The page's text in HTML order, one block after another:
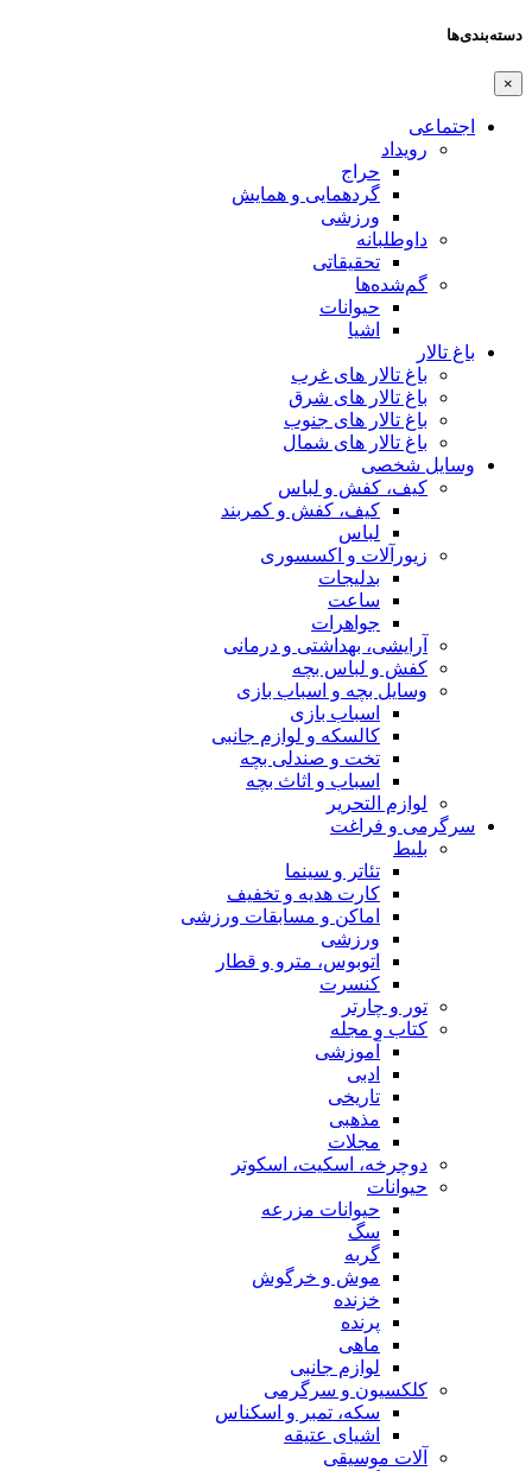
دسته‌بندی‌ها
×
اجتماعی
رویداد
حراج
گردهمایی و همایش
ورزشی
داوطلبانه
تحقیقاتی
گم‌شده‌ها
حیوانات
اشیا
باغ تالار
باغ تالار های غرب
باغ تالار های شرق
باغ تالار های جنوب
باغ تالار های شمال
وسایل شخصی
کیف، کفش و لباس
کیف، کفش و کمربند
لباس
زیورآلات و اکسسوری
بدلیجات
ساعت
جواهرات
آرایشی، بهداشتی و درمانی
کفش و لباس بچه
وسایل بچه و اسباب بازی
اسباب بازی
کالسکه و لوازم جانبی
تخت و صندلی بچه
اسباب و اثاث بچه
لوازم التحریر
سرگرمی و فراغت
بلیط
تئاتر و سینما
کارت هدیه و تخفیف
اماکن و مسابقات ورزشی
ورزشی
اتوبوس، مترو و قطار
کنسرت
تور و چارتر
کتاب و مجله
آموزشی
ادبی
تاریخی
مذهبی
مجلات
دوچرخه، اسکیت، اسکوتر
حیوانات
حیوانات مزرعه
سگ
گربه
موش و خرگوش
خزنده
پرنده
ماهی
لوازم جانبی
کلکسیون و سرگرمی
سکه، تمبر و اسکناس
اشیای عتیقه
آلات موسیقی